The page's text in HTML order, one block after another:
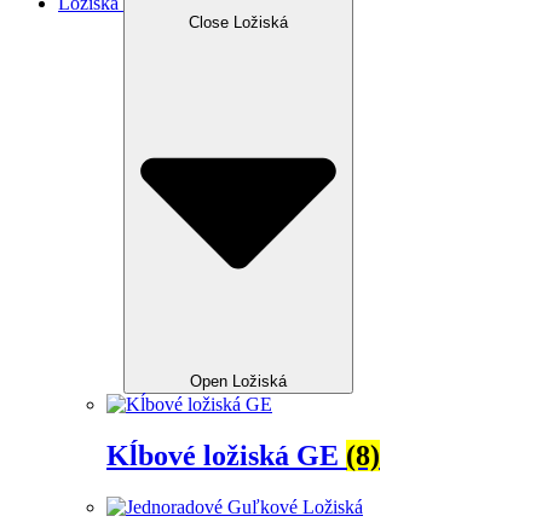
Close Ložiská
Open Ložiská
Kĺbové ložiská GE (8)